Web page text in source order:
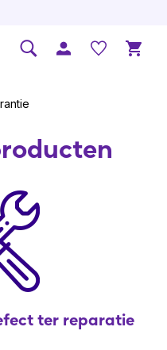
ter reparatie